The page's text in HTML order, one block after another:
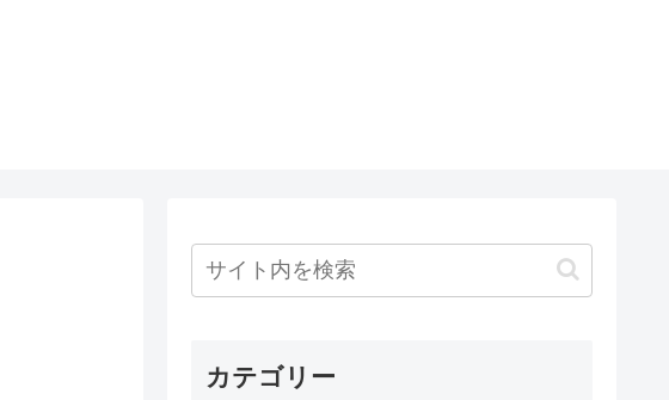
カテゴリー